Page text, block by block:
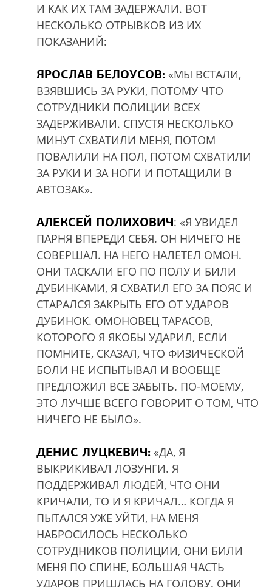
И КАК ИХ ТАМ ЗАДЕРЖАЛИ. ВОТ
НЕСКОЛЬКО ОТРЫВКОВ ИЗ ИХ
ПОКАЗАНИЙ:
ЯРОСЛАВ БЕЛОУСОВ: «МЫ ВСТАЛИ,
ВЗЯВШИСЬ ЗА РУКИ, ПОТОМУ ЧТО
СОТРУДНИКИ ПОЛИЦИИ ВСЕХ
ЗАДЕРЖИВАЛИ. СПУСТЯ НЕСКОЛЬКО
МИНУТ СХВАТИЛИ МЕНЯ, ПОТОМ
ПОВАЛИЛИ НА ПОЛ, ПОТОМ СХВАТИЛИ
ЗА РУКИ И ЗА НОГИ И ПОТАЩИЛИ В
АВТОЗАК».
АЛЕКСЕЙ ПОЛИХОВИЧ: «Я УВИДЕЛ
ПАРНЯ ВПЕРЕДИ СЕБЯ. ОН НИЧЕГО НЕ
СОВЕРШАЛ. НА НЕГО НАЛЕТЕЛ ОМОН.
ОНИ ТАСКАЛИ ЕГО ПО ПОЛУ И БИЛИ
ДУБИНКАМИ, Я СХВАТИЛ ЕГО ЗА ПОЯС И
СТАРАЛСЯ ЗАКРЫТЬ ЕГО ОТ УДАРОВ
ДУБИНОК. ОМОНОВЕЦ ТАРАСОВ,
КОТОРОГО Я ЯКОБЫ УДАРИЛ, ЕСЛИ
ПОМНИТЕ, СКАЗАЛ, ЧТО ФИЗИЧЕСКОЙ
БОЛИ НЕ ИСПЫТЫВАЛ И ВООБЩЕ
ПРЕДЛОЖИЛ ВСЕ ЗАБЫТЬ. ПО-МОЕМУ,
ЭТО ЛУЧШЕ ВСЕГО ГОВОРИТ О ТОМ, ЧТО
НИЧЕГО НЕ БЫЛО».
ДЕНИС ЛУЦКЕВИЧ: «ДА, Я
ВЫКРИКИВАЛ ЛОЗУНГИ. Я
ПОДДЕРЖИВАЛ ЛЮДЕЙ, ЧТО ОНИ
КРИЧАЛИ, ТО И Я КРИЧАЛ… КОГДА Я
ПЫТАЛСЯ УЖЕ УЙТИ, НА МЕНЯ
НАБРОСИЛОСЬ НЕСКОЛЬКО
СОТРУДНИКОВ ПОЛИЦИИ, ОНИ БИЛИ
МЕНЯ ПО СПИНЕ, БОЛЬШАЯ ЧАСТЬ
УДАРОВ ПРИШЛАСЬ НА ГОЛОВУ. ОНИ